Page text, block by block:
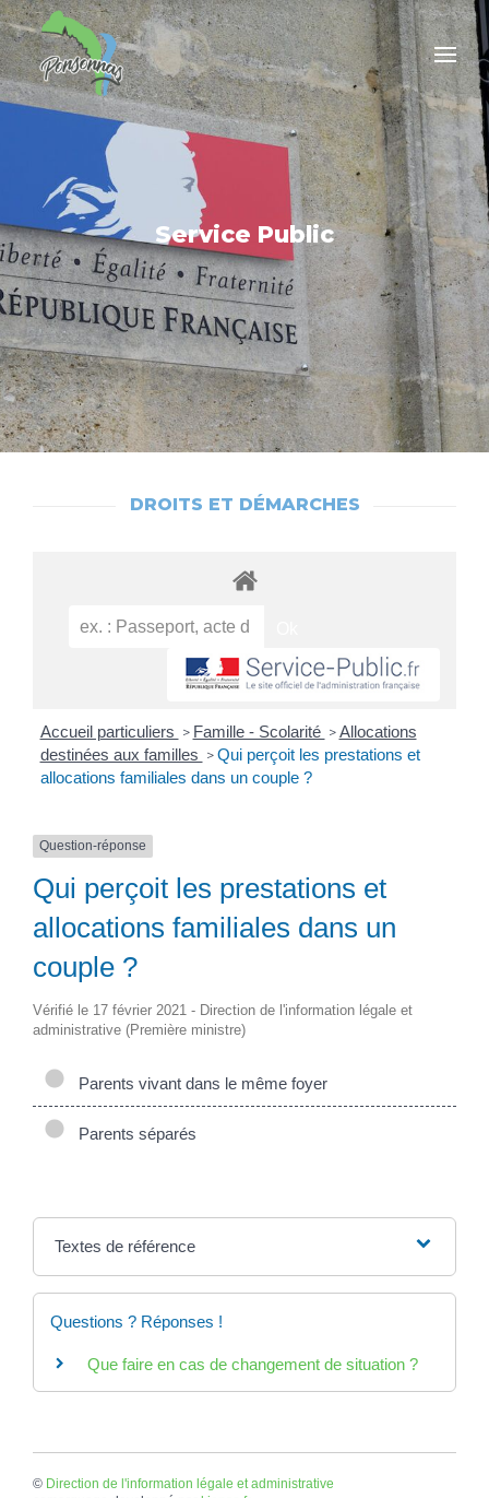
Service Public
DROITS ET DÉMARCHES
Accueil particuliers > Famille - Scolarité > Allocations
destinées aux familles > Qui perçoit les prestations et
allocations familiales dans un couple ?
Question-réponse
Qui perçoit les prestations et
allocations familiales dans un
couple ?
Vérifié le 17 février 2021 - Direction de l'information légale et
administrative (Première ministre)
Parents vivant dans le même foyer
Parents séparés
Textes de référence
Questions ? Réponses !
Que faire en cas de changement de situation ?
© Direction de l'information légale et administrative